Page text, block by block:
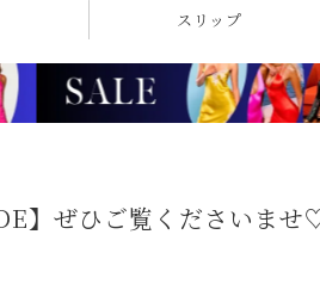
スリップ
】ぜひご覧くださいませ